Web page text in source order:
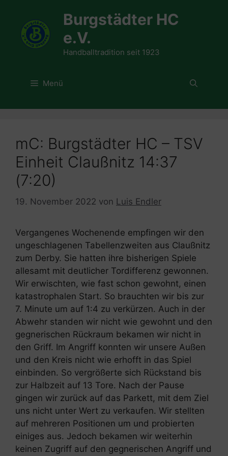
springen
Burgstädter HC
e.V.
Handballtradition seit 1923
Menü
mC: Burgstädter HC – TSV
Einheit Claußnitz 14:37
(7:20)
19. November 2022 von Luis Endler
Vergangenes Wochenende empfingen wir den
ungeschlagenen Tabellenzweiten aus Claußnitz
zum Derby. Sie hatten ihre bisherigen Spiele
allesamt mit deutlicher Tordifferenz gewonnen.
Wir erwischten, wie fast schon gewohnt, einen
katastrophalen Start. So brauchten wir bis zur
7. Minute um auf 1:4 zu verkürzen. Auch in der
Abwehr standen wir nicht wie gewohnt und den
gegnerischen Rückraum bekamen wir nicht in
den Griff. Im Angriff konnten wir unsere Außen
und den Kreis nicht wie erhofft in das Spiel
einbinden. So vergrößerte sich Rückstand bis
zur Halbzeit auf 13 Tore. Nach der Pause
gingen wir zurück auf das Parkett, mit dem Ziel
uns nicht unter Wert zu verkaufen. Wir stellten
auf mehreren Positionen um und probierten
einiges aus. Jedoch bekamen wir weiterhin
keinen Zugriff auf den gegnerischen Angriff und